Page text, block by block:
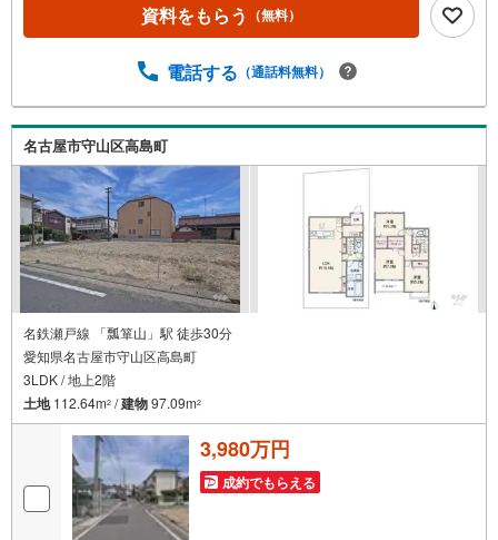
れるお客様にサービスをご用意しています。＼お仕事で忙
事前にご予約頂きましたら営業時間外でのご内覧もご対応
動産業者間で不動産情報が共有されているので、名古屋市
全域や、その他隣接エリアでもご内覧が可能です！ 【大曽
根営業所】○地下鉄名城線、JR中央線「大曽根」駅徒歩1分
○お子様が遊べるキッズスペースあり○定休日ございません
資料をもらう （無料）
電話する （通話料無料）
名古屋市守山区高島町
名鉄瀬戸線 「瓢箪山」駅 徒歩30分
愛知県名古屋市守山区高島町
3LDK / 地上2階
土地112.64m2 /建物97.09m2
3,980万円
成約でもらえる